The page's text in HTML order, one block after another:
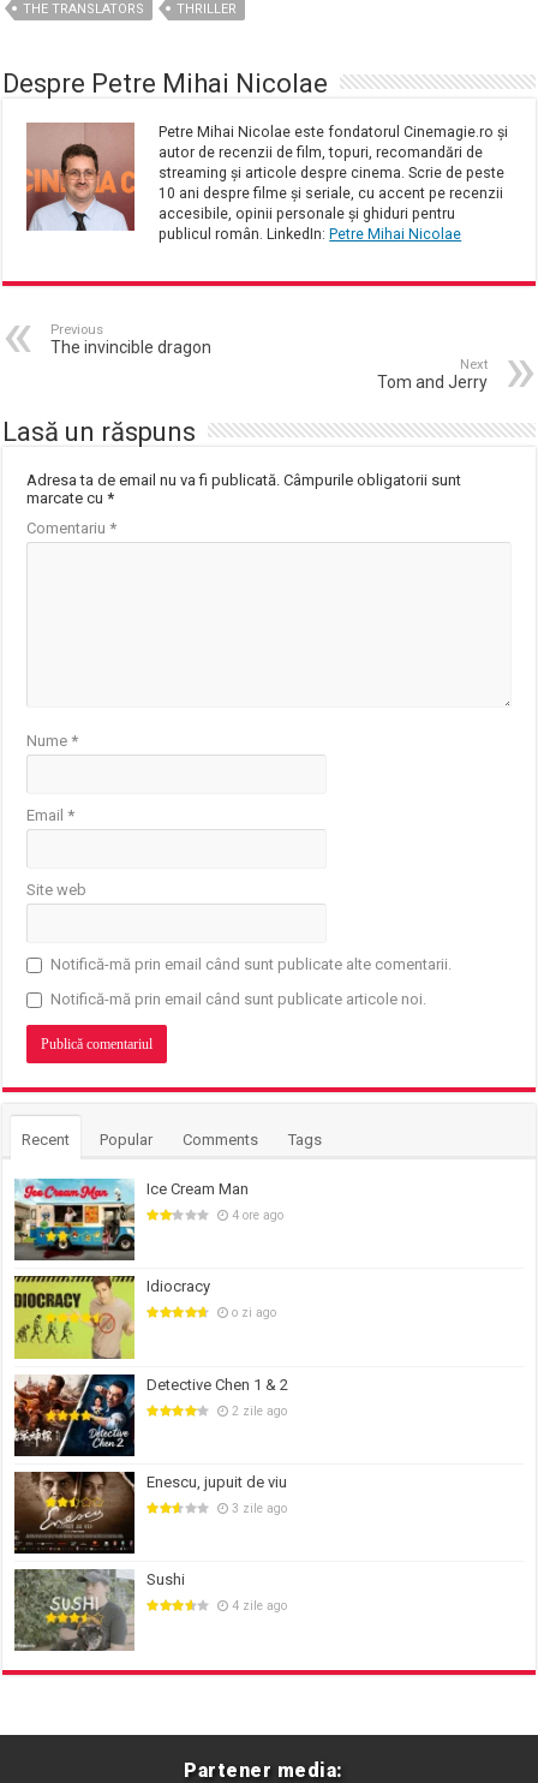
THE TRANSLATORS
THRILLER
Despre Petre Mihai Nicolae
Petre Mihai Nicolae este fondatorul Cinemagie.ro și
autor de recenzii de film, topuri, recomandări de
streaming și articole despre cinema. Scrie de peste
10 ani despre filme și seriale, cu accent pe recenzii
accesibile, opinii personale și ghiduri pentru
publicul român. LinkedIn: Petre Mihai Nicolae
Previous
The invincible dragon
Next
Tom and Jerry
Lasă un răspuns
Adresa ta de email nu va fi publicată. Câmpurile obligatorii sunt
marcate cu*
Comentariu*
Nume*
Email*
Site web
Notifică-mă prin email când sunt publicate alte comentarii.
Notifică-mă prin email când sunt publicate articole noi.
Recent Popular Comments Tags
Ice Cream Man
4 ore ago
Idiocracy
o zi ago
Detective Chen 1 & 2
2 zile ago
Enescu, jupuit de viu
3 zile ago
Sushi
4 zile ago
Partener media: